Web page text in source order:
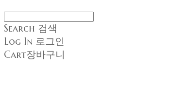
Search 검색
Log In 로그인
Cart장바구니